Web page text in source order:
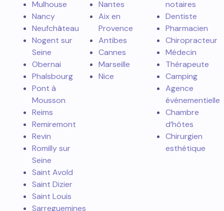
Mulhouse
Nancy
Neufchâteau
Nogent sur
Seine
Obernai
Phalsbourg
Pont à
Mousson
Reims
Remiremont
Revin
Romilly sur
Seine
Saint Avold
Saint Dizier
Saint Louis
Sarreguemines
Nantes
Aix en
Provence
Antibes
Cannes
Marseille
Nice
notaires
Dentiste
Pharmacien
Chiropracteur
Médecin
Thérapeute
Camping
Agence
événementielle
Chambre
d’hôtes
Chirurgien
esthétique